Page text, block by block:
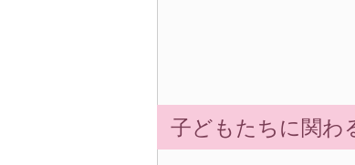
子どもたちに関わ